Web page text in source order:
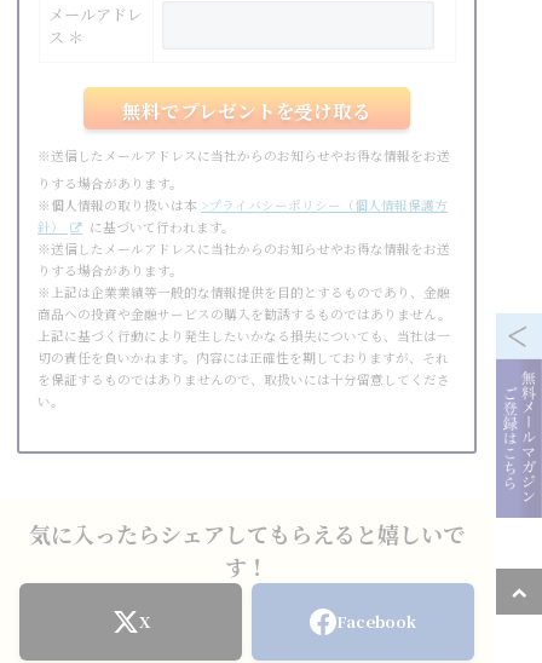
メールアドレ
ス ＊
※送信したメールアドレスに当社からのお知らせやお得な情報をお送
りする場合があります。
※個人情報の取り扱いは本 >プライバシーポリシー（個人情報保護方
針）
に基づいて行われます。
※送信したメールアドレスに当社からのお知らせやお得な情報をお送
りする場合があります。
※上記は企業業績等一般的な情報提供を目的とするものであり、金融
商品への投資や金融サービスの購入を勧誘するものではありません。
上記に基づく行動により発生したいかなる損失についても、当社は一
切の責任を負いかねます。内容には正確性を期しておりますが、それ
を保証するものではありませんので、取扱いには十分留意してくださ
い。
気に入ったらシェアしてもらえると嬉しいで
す！
X Facebook